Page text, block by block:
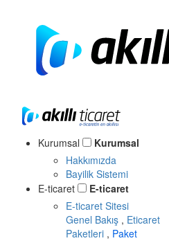
Kurumsal
Kurumsal
Hakkımızda
Bayilik Sistemi
E-ticaret
E-ticaret
E-ticaret Sitesi
Genel Bakış , Eticaret
Paketleri , Paket